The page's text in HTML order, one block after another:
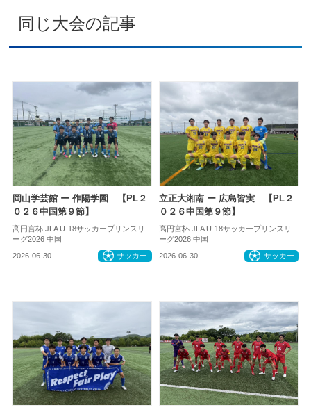
同じ大会の記事
岡山学芸館 ー 作陽学園 【PL２
０２６中国第９節】
高円宮杯 JFA U-18サッカープリンスリ
ーグ2026 中国
2026-06-30 サッカー
立正大湘南 ー 広島皆実 【PL２
０２６中国第９節】
高円宮杯 JFA U-18サッカープリンスリ
ーグ2026 中国
2026-06-30 サッカー